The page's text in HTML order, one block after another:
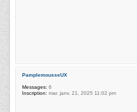
PamplemousseUX
Messages: 6
Inscription: mar. janv. 21, 2025 11:02 pm